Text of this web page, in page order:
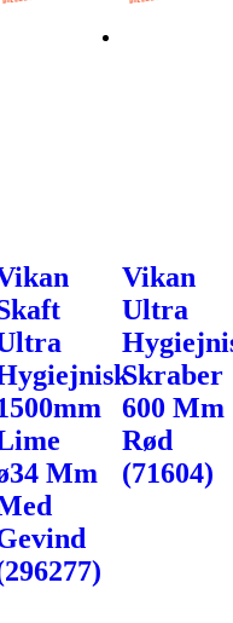
Mm
Vikan
Ultra
Skraber
600 Mm
Rød
(71604)